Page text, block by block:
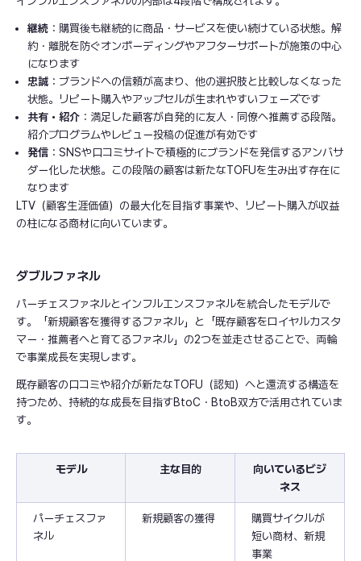
継続 ：購買後も継続的に商品・サービスを使い続けている状態。解
約・離脱を防ぐオンボーディングやアフターサポートが施策の中心
になります
忠誠 ：ブランドへの信頼が高まり、他の選択肢と比較しなくなった
状態。リピート購入やアップセルが生まれやすいフェーズです
共有・紹介 ：満足した顧客が自発的に友人・同僚へ推薦する段階。
紹介プログラムやレビュー投稿の促進が有効です
発信 ：SNSや口コミサイトで積極的にブランドを発信するアンバサ
ダー化した状態。この段階の顧客は新たなTOFUを生み出す存在に
なります
LTV（顧客生涯価値）の最大化を目指す事業や、リピート購入が収益
の柱になる商材に向いています。
ダブルファネル
パーチェスファネルとインフルエンスファネルを統合したモデルで
す。「新規顧客を獲得するファネル」と「既存顧客をロイヤルカスタ
マー・推薦者へと育てるファネル」の2つを並走させることで、両輪
で事業成長を実現します。
既存顧客の口コミや紹介が新たなTOFU（認知）へと還流する構造を
持つため、持続的な成長を目指すBtoC・BtoB双方で活用されていま
す。
モデル 主な目的
向いているビジ
ネス
パーチェスファ
ネル
新規顧客の獲得
購買サイクルが
短い商材、新規
事業